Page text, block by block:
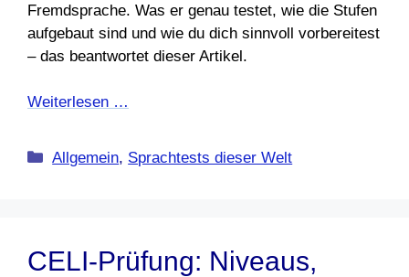
Fremdsprache. Was er genau testet, wie die Stufen
aufgebaut sind und wie du dich sinnvoll vorbereitest
– das beantwortet dieser Artikel.
Weiterlesen …
Kategorien
Allgemein, Sprachtests dieser Welt
CELI-Prüfung: Niveaus,